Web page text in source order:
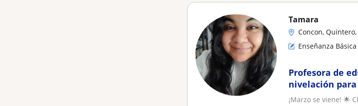
Tamara
Concon,
Enseñanza Básica
Profesora de
nivelación
¡Marzo se viene! 🌟